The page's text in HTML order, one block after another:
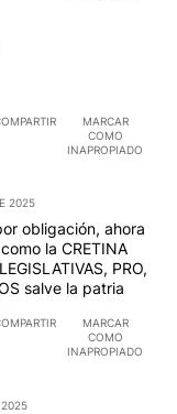
MARCAR
COMO
INAPROPIADO
2025
obligación, ahora
la CRETINA
PRO,
salve la patria
MARCAR
COMO
INAPROPIADO
2025